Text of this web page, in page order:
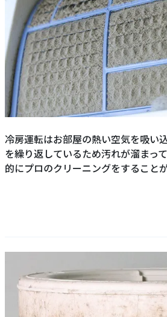
冷房運転はお部屋の熱い空気を吸い
を繰り返しているため汚れが溜まっ
的にプロのクリーニングをすること